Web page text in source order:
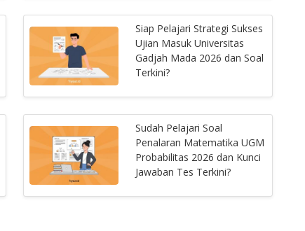
Siap Pelajari Strategi Sukses
Ujian Masuk Universitas
Gadjah Mada 2026 dan Soal
Terkini?
Sudah Pelajari Soal
Penalaran Matematika UGM
Probabilitas 2026 dan Kunci
Jawaban Tes Terkini?